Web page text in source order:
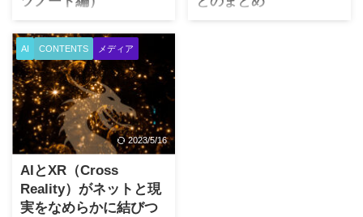
業にされている方は特に注意
が必要です。いやいやそんな
兆候は無い、今でも儲かって
いるから、という御仁もいら
っしゃるでしょうけど例えば
普通の物販アフィリエイ ...
合に遭遇しました。 その時の
解決方法は『解決策３』で、
まぁ、この記事は自信をもっ
て書いてるわけではないもの
の現実に「あなや！」とトラ
ブルに遭遇し、その後なんと
か解決に至った話を備忘録の
意味で残すことにしました。
自信がないと言っている意味
は、技術的な理由が判明しな
いものの参考になる情報を探
しまくって藁をもすがる気持
ちで試したらあっけなく解決
できた、ただなぜ解決できた
2024年2月から、Gmailアカウ
AI CONTENTS メディア
2023/5/16
AIとXR（Cross
Reality）がネットと現
実をなめらかに結びつ